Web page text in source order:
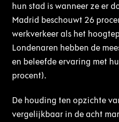
hun stad is wanneer ze er
Madrid beschouwt 26
werkverkeer als het
Londenaren hebben de
en beleefde ervaring met
procent).
De houding ten opzichte
vergelijkbaar in de acht